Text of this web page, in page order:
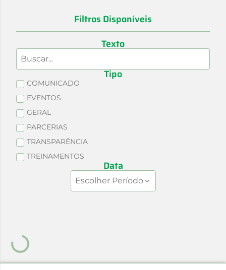
Filtros Disponíveis
Texto
Tipo
COMUNICADO
EVENTOS
GERAL
PARCERIAS
TRANSPARÊNCIA
TREINAMENTOS
Data
Escolher Período